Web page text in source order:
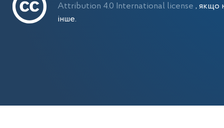
Attribution 4.0 International license , якщо
інше.